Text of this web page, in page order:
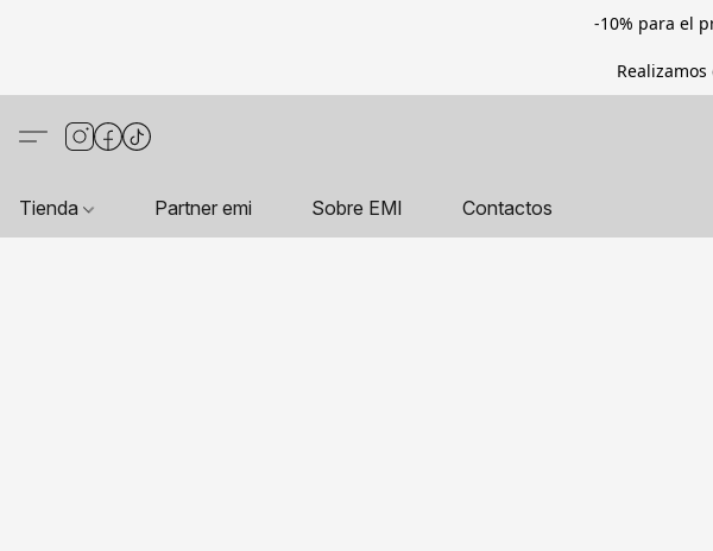
-10% para el
Tienda Partner emi Sobre EMI Contactos